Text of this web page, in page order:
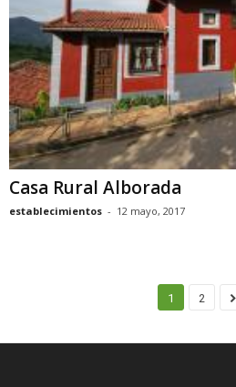
Casa Rural Alborada
establecimientos - 12 mayo, 2017
1 2